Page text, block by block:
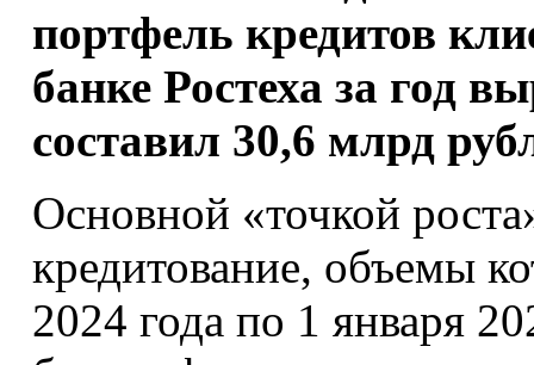
портфель кредитов
банке Ростеха за год
составил 30,6 млрд
Основной «точкой
кредитование, объемы
2024 года по 1 января